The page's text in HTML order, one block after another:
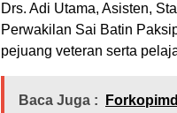
Drs. Adi Utama, Asisten,
Perwakilan Sai Batin
pejuang veteran serta
Baca Juga :